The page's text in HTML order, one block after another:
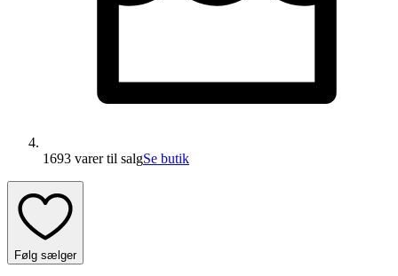
1693 varertil salgSe butik
Følg sælger